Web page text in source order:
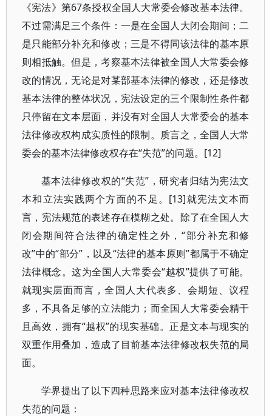
《宪法》第67条授权全国人大常委会修改基本法律。
不过需满足三个条件：一是在全国人大闭会期间；二
是只能部分补充和修改；三是不得同该法律的基本原
则相抵触。但是，考察基本法律被全国人大常委会修
改的情况，无论是对某部基本法律的修改，还是修改
基本法律的整体状况，宪法设定的三个限制性条件都
只停留在文本层面，并没有对全国人大常委会的基本
法律修改权构成实质性的限制。质言之，全国人大常
委会的基本法律修改权存在“失范”的问题。[12]
基本法律修改权的“失范”，研究者归结为宪法文
本和立法实践两个方面的不足。[13]就宪法文本而
言，宪法规范的表述存在模糊之处。除了在全国人大
闭会期间符合法律的确定性之外，“部分补充和修
改”中的“部分”，以及“法律的基本原则”都属于不确定
法律概念。这为全国人大常委会“越权”提供了可能。
就现实层面而言，全国人大代表多、会期短、议程
多，不具备足够的立法能力；而全国人大常委会精干
且高效，拥有“越权”的现实基础。正是文本与现实的
双重作用叠加，造成了目前基本法律修改权失范的局
面。
学界提出了以下四种思路来应对基本法律修改权
失范的问题：